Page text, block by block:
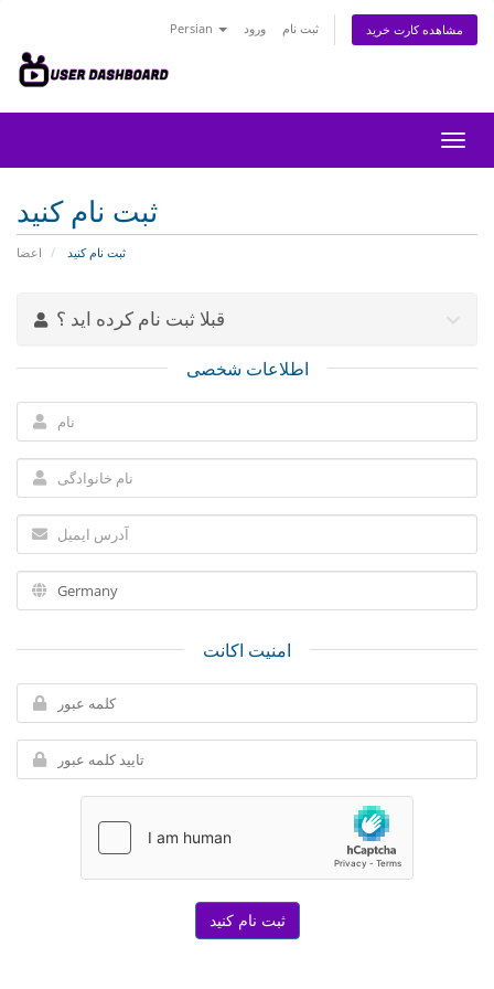
Persian ورود ثبت نام مشاهده کارت خرید
تغییر
ثبت نام کنید
اعضا ثبت نام کنید
قبلا ثبت نام کرده اید ؟
اطلاعات شخصی
امنیت اکانت